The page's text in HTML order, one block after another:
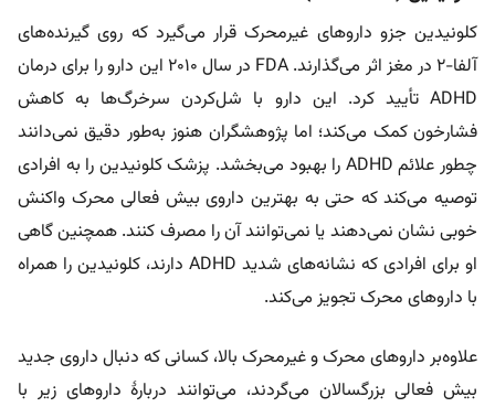
کلونیدین جزو داروهای غیرمحرک قرار می‌گیرد که روی گیرنده‌های
آلفا-۲ در مغز اثر می‌گذارند. FDA در سال ۲۰۱۰ این دارو را برای درمان
ADHD تأیید کرد. این دارو با شل‌کردن سرخرگ‌ها به کاهش
فشارخون کمک می‌کند؛ اما پژوهشگران هنوز به‌طور دقیق نمی‌دانند
چطور علائم ADHD را بهبود می‌بخشد. پزشک کلونیدین را به افرادی
توصیه می‌کند که حتی به بهترین داروی بیش فعالی محرک واکنش
خوبی نشان نمی‌دهند یا نمی‌توانند آن را مصرف کنند. همچنین گاهی
او برای افرادی که نشانه‌های شدید ADHD دارند، کلونیدین را همراه
با داروهای محرک تجویز می‌کند.
علاوه‌بر داروهای محرک و غیرمحرک بالا، کسانی که دنبال داروی جدید
بیش فعالی بزرگسالان می‌گردند، می‌توانند دربارۀ داروهای زیر با